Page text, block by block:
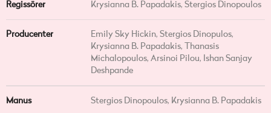
Regissörer Krysianna B. Papadakis, Stergios Dinopoulos
Producenter
Emily Sky Hickin, Stergios Dinopulos,
Krysianna B. Papadakis, Thanasis
Michalopoulos, Arsinoi Pilou, Ishan Sanjay
Deshpande
Manus Stergios Dinopoulos, Krysianna B. Papadakis